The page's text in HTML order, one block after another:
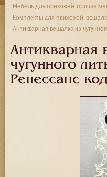
Мебель для прихожей, прочая
Комплекты для прихожей,
Антикварная вешалка из
Антикварная
чугунного
Ренессанс